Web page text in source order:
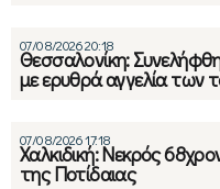
07/08/2026 20:18
Θεσσαλονίκη:
με ερυθρά αγγελία των
07/08/2026 17:18
Χαλκιδική: Νεκρός
της Ποτίδαιας